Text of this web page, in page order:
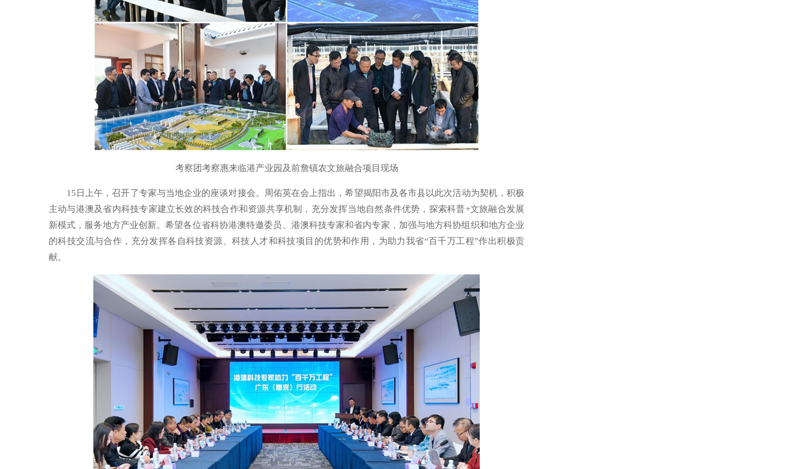
考察团考察惠来临港产业园及前詹镇农文旅融合项目现场
15日上午，召开了专家与当地企业的座谈对接会。周佑英在会上指出，希望揭阳市及各市县以此次活动为契机，积极
主动与港澳及省内科技专家建立长效的科技合作和资源共享机制，充分发挥当地自然条件优势，探索科普+文旅融合发展
新模式，服务地方产业创新。希望各位省科协港澳特邀委员、港澳科技专家和省内专家，加强与地方科协组织和地方企业
的科技交流与合作，充分发挥各自科技资源、科技人才和科技项目的优势和作用，为助力我省“百千万工程”作出积极贡
献。